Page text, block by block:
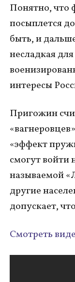
Понятно, что
посыплется
быть, и
несладкая
интересы
Пригожин
«эффект
смогут войти
называемой
другие
допускает,
Смотреть